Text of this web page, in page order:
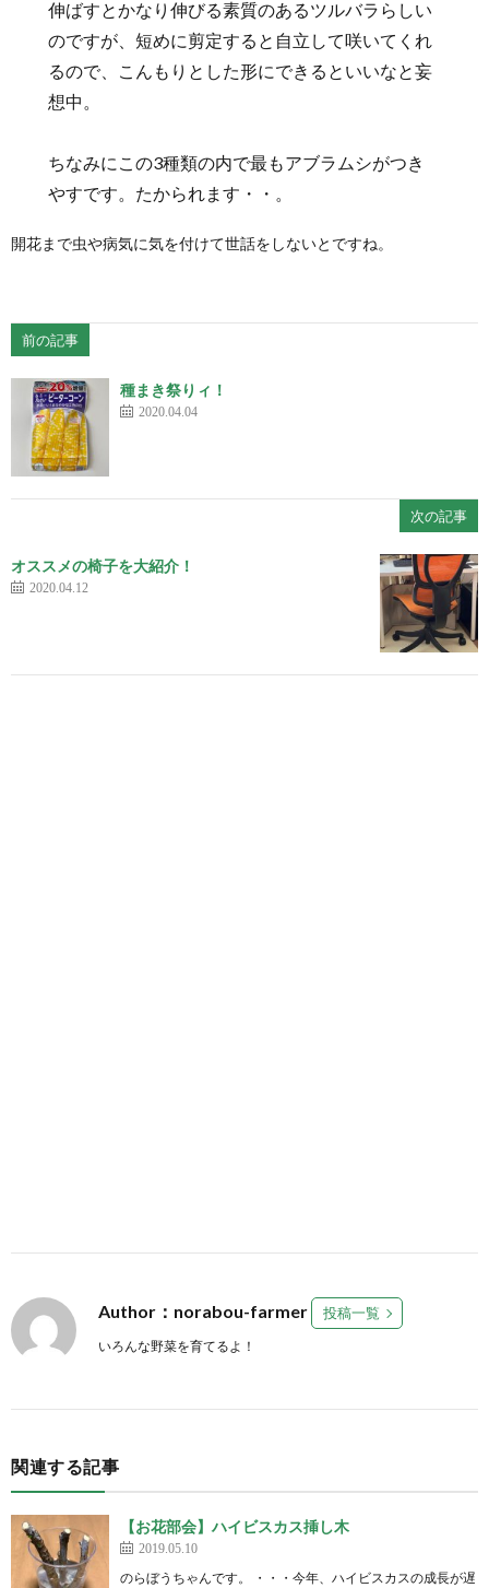
伸ばすとかなり伸びる素質のあるツルバラらしい
のですが、短めに剪定すると自立して咲いてくれ
るので、こんもりとした形にできるといいなと妄
想中。
ちなみにこの3種類の内で最もアブラムシがつき
やすです。たかられます・・。
開花まで虫や病気に気を付けて世話をしないとですね。
前の記事
種まき祭りィ！
2020.04.04
次の記事
オススメの椅子を大紹介！
2020.04.12
Author：norabou-farmer 投稿一覧
いろんな野菜を育てるよ！
関連する記事
【お花部会】ハイビスカス挿し木
2019.05.10
のらぼうちゃんです。 ・・・今年、ハイビスカスの成長が遅